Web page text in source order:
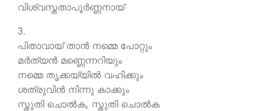
വിശ്വസ്തതാപൂര്‍ണ്ണനായ്
3.
പിതാവായ് താന്‍ നമ്മെ പോറ്റും
മര്‍ത്യന്‍ മണ്ണെന്നറിയും
നമ്മെ തൃക്കയ്യില്‍ വഹിക്കും
ശത്രുവിന്‍ നിന്നു കാക്കും
സ്തുതി ചൊല്‍ക, സ്തുതി ചൊല്‍ക